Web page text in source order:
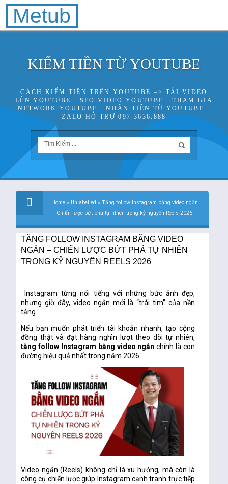
Metub
KIẾM TIỀN TỪ YOUTUBE
CÁCH KIẾM TIỀN TRÊN YOUTUBE => TẢI VIDEO
LÊN YOUTUBE - SEO VIDEO YOUTUBE - THAM GIA
NETWORK YOUTUBE - NHẬN TIỀN TỪ YOUTUBE -
ZALO HỖ TRỢ 097.3636.888
Home » Unlabelled »Tăng follow Instagram bằng video ngắn
– Chiến lược bứt phá tự nhiên trong kỷ nguyên Reels 2026
TĂNG FOLLOW INSTAGRAM BẰNG VIDEO
NGẮN – CHIẾN LƯỢC BỨT PHÁ TỰ NHIÊN
TRONG KỶ NGUYÊN REELS 2026
Instagram từng nổi tiếng với những bức ảnh đẹp,
nhưng giờ đây, video ngắn mới là “trái tim” của nền
tảng
Nếu bạn muốn phát triển tài khoản nhanh, tạo cộng
đồng thật và đạt hàng nghìn lượt theo dõi tự nhiên,
tăng follow Instagram bằng video ngắn chính là con
đường hiệu quả nhất trong năm 2026.
Video ngắn (Reels) không chỉ là xu hướng, mà còn là
công cụ chiến lược giúp Instagram cạnh tranh trực tiếp